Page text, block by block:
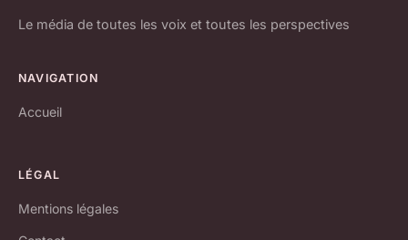
Le média de toutes les voix et toutes les perspectives
NAVIGATION
Accueil
LÉGAL
Mentions légales